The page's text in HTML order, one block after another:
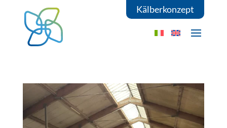
Kälberkonzept